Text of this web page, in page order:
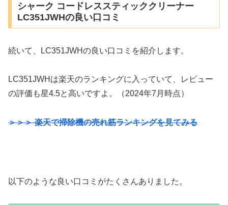
シャーク コードレススティッククリーナー
LC351JWHの良い口コミ
続いて、LC351JWHの良い口コミを紹介します。
LC351JWHは楽天のランキングに入っていて、レビュー
の評価も星4.5と高いですよ。（2024年7月時点）
＞＞＞ 楽天で掃除機の売れ筋ランキングを見てみる
以下のような良い口コミがたくさんありました。